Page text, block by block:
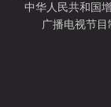
中华人民共和国
广播电视节